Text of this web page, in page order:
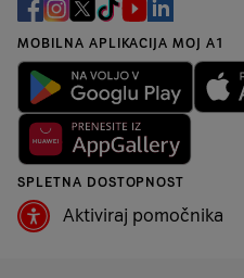
MOBILNA APLIKACIJA MOJ A1
SPLETNA DOSTOPNOST
Aktiviraj pomočnika